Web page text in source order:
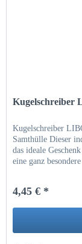
Kugelschreiber
Kugelschreiber
Samthülle Dieser
das ideale
eine ganz
4,45 € *